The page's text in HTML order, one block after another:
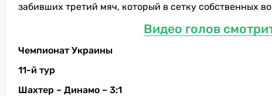
забивших третий мяч, который в сетку собственных
Видео голов
Чемпионат Украины
11-й тур
Шахтер – Динамо – 3:1